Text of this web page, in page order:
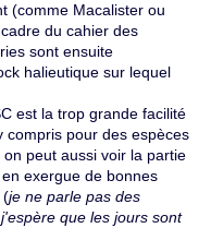
(comme Macalister ou
du cahier des
sont ensuite
halieutique sur lequel
est la trop grande facilité
compris pour des espèces
peut aussi voir la partie
exergue de bonnes
(je ne parle pas des
que les jours sont